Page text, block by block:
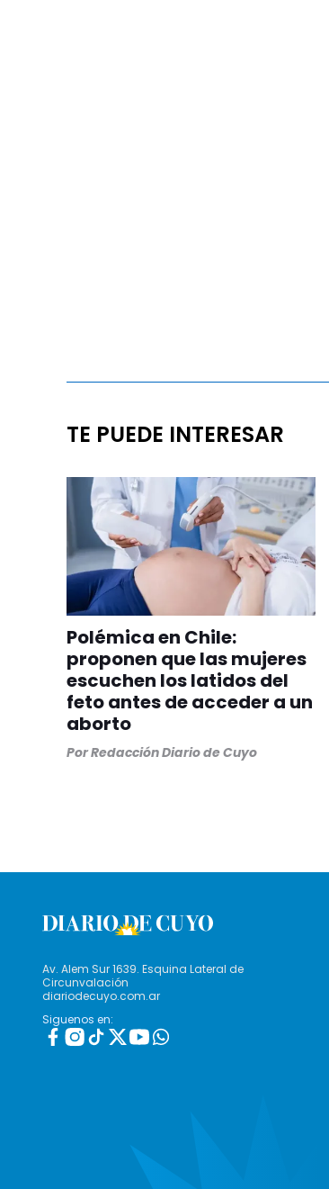
TE PUEDE INTERESAR
Polémica en Chile:
proponen que las mujeres
escuchen los latidos del
feto antes de acceder a un
aborto
PorRedacción Diario de Cuyo
Av. Alem Sur 1639. Esquina Lateral de
Circunvalación
diariodecuyo.com.ar
Siguenos en: